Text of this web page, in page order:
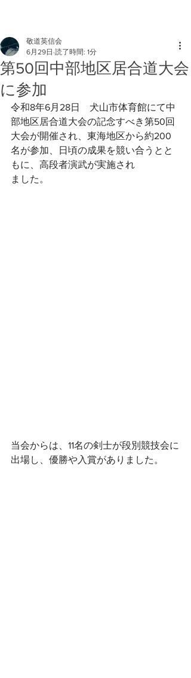
第50回中部地区居合道大会
に参加
敬道英信会
6月29日 読了時間: 1分
令和8年6月28日　犬山市体育館にて中
部地区居合道大会の記念すべき第50回
大会が開催され、東海地区から約200
名が参加、日頃の成果を競い合うとと
もに、高段者演武が実施され
ました。
当会からは、11名の剣士が段別競技会に
出場し、優勝や入賞がありました。